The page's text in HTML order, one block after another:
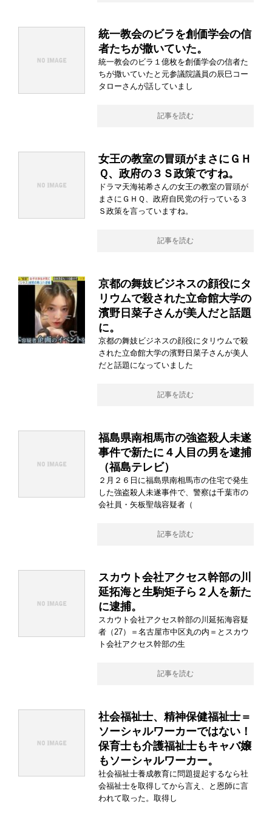
統一教会のビラを創価学会の信
者たちが撒いていた。
統一教会のビラ１億枚を創価学会の信者た
ちが撒いていたと元参議院議員の辰巳コー
タローさんが話していまし
記事を読む
女王の教室の冒頭がまさにＧＨ
Ｑ、政府の３Ｓ政策ですね。
ドラマ天海祐希さんの女王の教室の冒頭が
まさにＧＨＱ、政府自民党の行っている３
Ｓ政策を言っていますね。
記事を読む
京都の舞妓ビジネスの顔役にタ
リウムで殺された立命館大学の
濱野日菜子さんが美人だと話題
に。
京都の舞妓ビジネスの顔役にタリウムで殺
された立命館大学の濱野日菜子さんが美人
だと話題になっていました
記事を読む
福島県南相馬市の強盗殺人未遂
事件で新たに４人目の男を逮捕
（福島テレビ）
２月２６日に福島県南相馬市の住宅で発生
した強盗殺人未遂事件で、警察は千葉市の
会社員・矢板聖哉容疑者（
記事を読む
スカウト会社アクセス幹部の川
延拓海と生駒矩子ら２人を新た
に逮捕。
スカウト会社アクセス幹部の川延拓海容疑
者（27）＝名古屋市中区丸の内＝とスカウ
ト会社アクセス幹部の生
記事を読む
社会福祉士、精神保健福祉士＝
ソーシャルワーカーではない！
保育士も介護福祉士もキャバ嬢
もソーシャルワーカー。
社会福祉士養成教育に問題提起するなら社
会福祉士を取得してから言え、と恩師に言
われて取った。取得し